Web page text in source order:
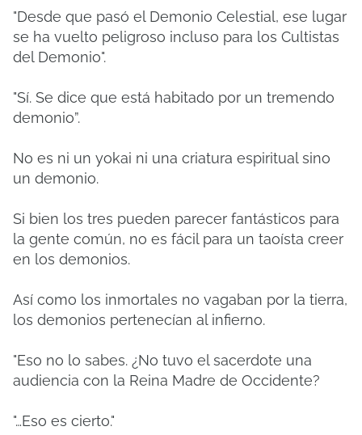
"Desde que pasó el Demonio Celestial, ese lugar
se ha vuelto peligroso incluso para los Cultistas
del Demonio".
"Sí. Se dice que está habitado por un tremendo
demonio”.
No es ni un yokai ni una criatura espiritual sino
un demonio.
Si bien los tres pueden parecer fantásticos para
la gente común, no es fácil para un taoísta creer
en los demonios.
Así como los inmortales no vagaban por la tierra,
los demonios pertenecían al infierno.
"Eso no lo sabes. ¿No tuvo el sacerdote una
audiencia con la Reina Madre de Occidente?
"…Eso es cierto."